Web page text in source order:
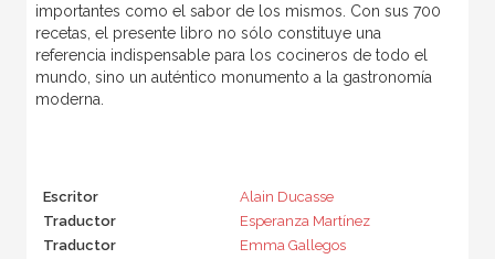
importantes como el sabor de los mismos. Con sus 700
recetas, el presente libro no sólo constituye una
referencia indispensable para los cocineros de todo el
mundo, sino un auténtico monumento a la gastronomía
moderna.
Escritor
Alain Ducasse
Traductor
Esperanza Martínez
Traductor
Emma Gallegos